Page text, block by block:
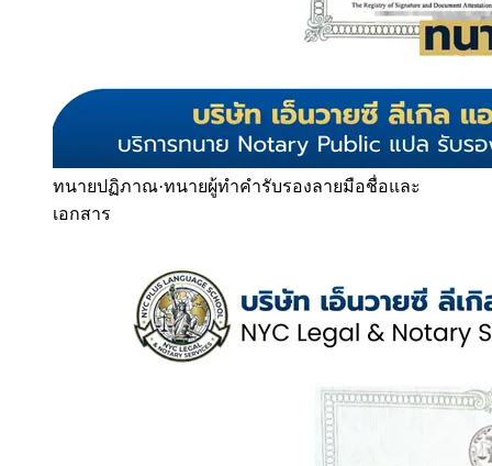
ทนายปฏิภาณ·ทนายผู้ทำคำรับรองลายมือชื่อและ
เอกสาร